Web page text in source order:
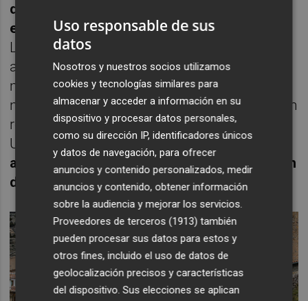
de los corredores que vienen a
entrenar después se quedan a dormir aquí.
Lo mismo sucede el día de la carrera, ya que
al ser Vistabella el último pueblo antes de la
meta, muchos aprovechan y pasan aquí la
noche", dice. Al carro se sube Martínez, quien
reconoce que eso también sucede en Les
Useres y que incluso "hayquien pasa por
aquí el día de la prueba y luego vuelve un fin
de semana a ver el pueblo".
Uso responsable de sus
datos
Nosotros y nuestros socios utilizamos
cookies y tecnologías similares para
almacenar y acceder a información en su
dispositivo y procesar datos personales,
como su dirección IP, identificadores únicos
y datos de navegación, para ofrecer
anuncios y contenido personalizados, medir
anuncios y contenido, obtener información
sobre la audiencia y mejorar los servicios.
Proveedores de terceros (1913) también
pueden procesar sus datos para estos y
otros fines, incluido el uso de datos de
geolocalización precisos y características
del dispositivo. Sus elecciones se aplican